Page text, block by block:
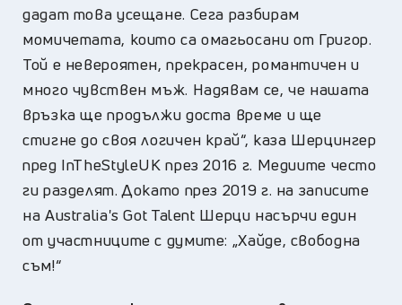
дадат това усещане. Сега разбирам
момичетата, които са омагьосани от Григор.
Той е невероятен, прекрасен, романтичен и
много чувствен мъж. Надявам се, че нашата
връзка ще продължи доста време и ще
стигне до своя логичен край“, каза Шерцингер
пред InTheStyleUK през 2016 г. Медиите често
ги разделят. Докато през 2019 г. на записите
на Australia's Got Talent Шерци насърчи един
от участниците с думите: „Хайде, свободна
съм!“